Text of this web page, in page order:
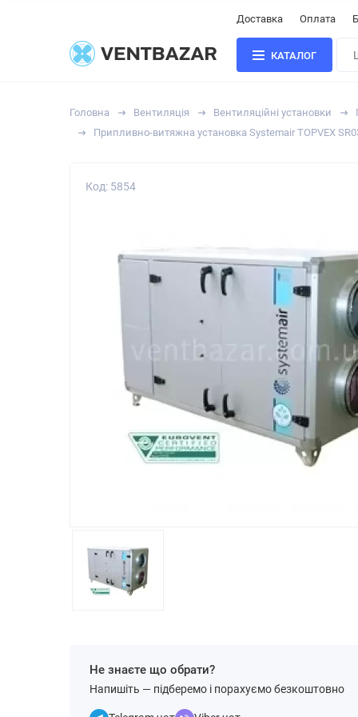
Доставка Оплата
КАТАЛОГ
Головна Вентиляція Вентиляційні установки
Припливно-витяжна установка Systemair TOPVEX
Код: 5854
Не знаєте що обрати?
Напишіть — підберемо і порахуємо безкоштовно